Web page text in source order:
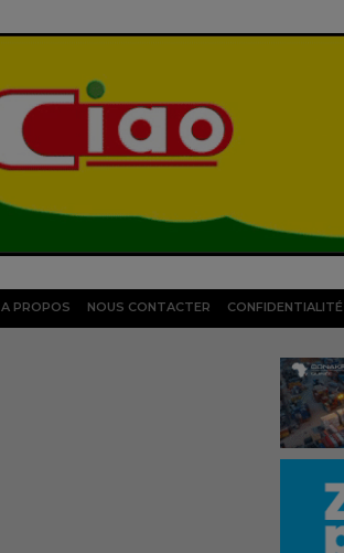
A PROPOS NOUS CONTACTER CONFIDENTIALITÉ